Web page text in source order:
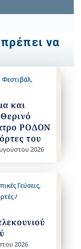
να
Φεστιβάλ,
και
ΡΟΔΟΝ
του
2026
Γεύσεις,
/
2026